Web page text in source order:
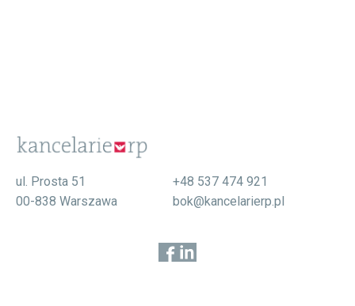
ul. Prosta 51
00-838 Warszawa
+48 537 474 921
bok@kancelarierp.pl